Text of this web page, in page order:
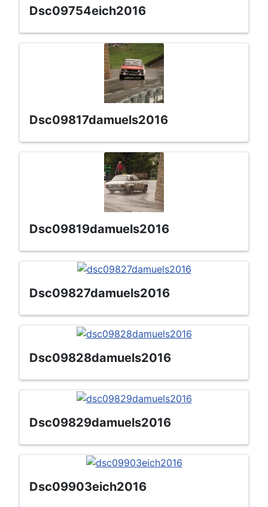
dsc09754eich2016
dsc09817damuels2016
dsc09819damuels2016
dsc09827damuels2016
dsc09828damuels2016
dsc09829damuels2016
dsc09903eich2016